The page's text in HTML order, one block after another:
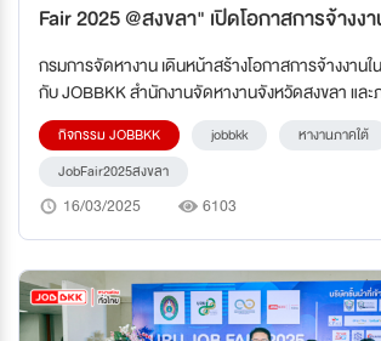
Fair 2025 @สงขลา" เปิดโอกาสการจ้าง
กรมการจัดหางาน เดินหน้าสร้างโอกาสการจ้างงาน
กับ JOBBKK สำนักงานจัดหางานจังหวัดสงขลา และ
กันจัดงาน “Job Fair 2025 @สงขลา”
กิจกรรม JOBBKK jobbkk หางานภาคใต้
JobFair2025สงขลา
16/03/2025 6103